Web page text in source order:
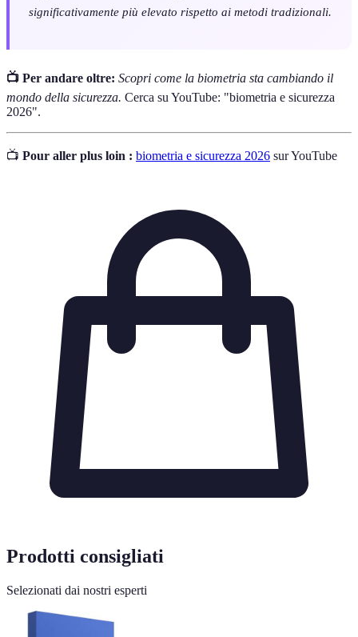
significativamente più elevato rispetto ai metodi tradizionali.
📺 Per andare oltre: Scopri come la biometria sta cambiando il
mondo della sicurezza. Cerca su YouTube: "biometria e sicurezza
2026".
📺 Pour aller plus loin : biometria e sicurezza 2026 sur YouTube
Prodotti consigliati
Selezionati dai nostri esperti